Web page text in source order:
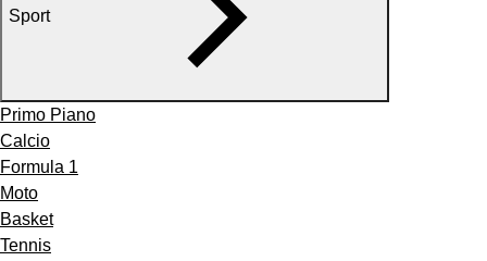
Sport
Primo Piano
Calcio
Formula 1
Moto
Basket
Tennis